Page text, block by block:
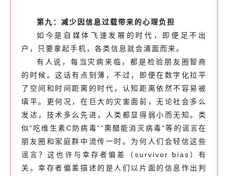
第九：减少因信息过载带来的心理负担
如今是自媒体飞速发展的时代，即便足不出
户，只要拿起手机，各类信息就会涌面而来。
有人说，每当灾病来临，都是检验朋友圈智商
的时候。这话有点刻薄，不过，即便在数字化拉平
了空间和时间距离的时代，认知距离依然不容易被
填平。更何况，在巨大的灾害面前，无论社会多么
发达，技术多么先进，人类都显得弱小而无知。类
似“吃维生素C防病毒”“熏醋能消灭病毒”等的谣言在
朋友圈和家庭群中流传一时。为何人们会轻信这些
谣言？这也许与幸存者偏差（survivor bias）有
关。幸存者偏差描述的是人们以片面的信息作出判